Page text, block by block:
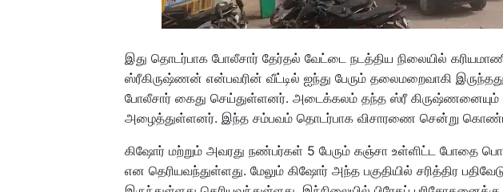
இது தொடர்பாக போலீசார் தேர்தல் வேட்டை நடத்திய நிலையில்
ஸ்ரீகிருஷ்ணன் என்பவரின் வீட்டில் ஐந்து பேரும் தலைமறைவாகி இருந்தது
போலீசார் கைது செய்துள்ளனர். அடைக்கலம் தந்த ஸ்ரீ கிருஷ்ணனையும்
அழைத்துள்ளனர். இந்த சம்பவம் தொடர்பாக விசாரணை சென்று
கிஷோர் மற்றும் அவரது நண்பர்கள் 5 பேரும் கஞ்சா உள்ளிட்ட போதை
என தெரியவந்துள்ளது. மேலும் கிஷோர் அந்த பகுதியில் சரித்திர